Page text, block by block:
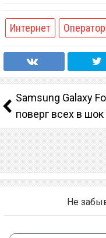
Интернет
Samsung Galaxy
поверг всех в шок
Не